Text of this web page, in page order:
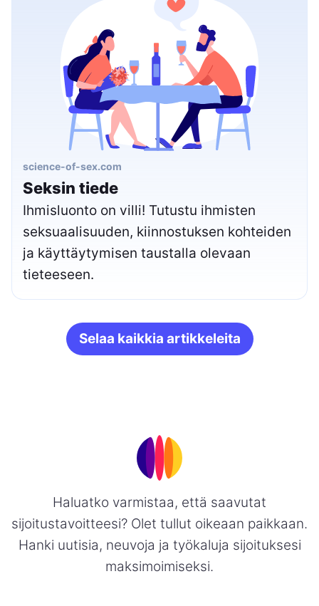
science-of-sex.com
Seksin tiede
Ihmisluonto on villi! Tutustu ihmisten
seksuaalisuuden, kiinnostuksen kohteiden
ja käyttäytymisen taustalla olevaan
tieteeseen.
Selaa kaikkia artikkeleita
Haluatko varmistaa, että saavutat
sijoitustavoitteesi? Olet tullut oikeaan paikkaan.
Hanki uutisia, neuvoja ja työkaluja sijoituksesi
maksimoimiseksi.